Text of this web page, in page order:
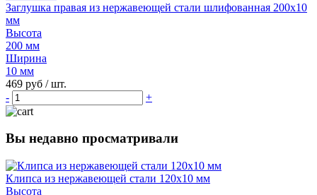
Заглушка правая из нержавеющей стали шлифованная 200х10
мм
Высота
200 мм
Ширина
10 мм
469 руб / шт.
-
+
Вы недавно просматривали
Клипса из нержавеющей стали 120х10 мм
Высота